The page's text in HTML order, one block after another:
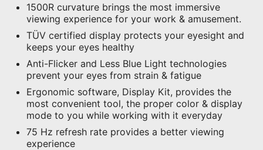
1500R curvature brings the most immersive
viewing experience for your work & amusement.
TÜV certified display protects your eyesight and
keeps your eyes healthy
Anti-Flicker and Less Blue Light technologies
prevent your eyes from strain & fatigue
Ergonomic software, Display Kit, provides the
most convenient tool, the proper color & display
mode to you while working with it everyday
75 Hz refresh rate provides a better viewing
experience